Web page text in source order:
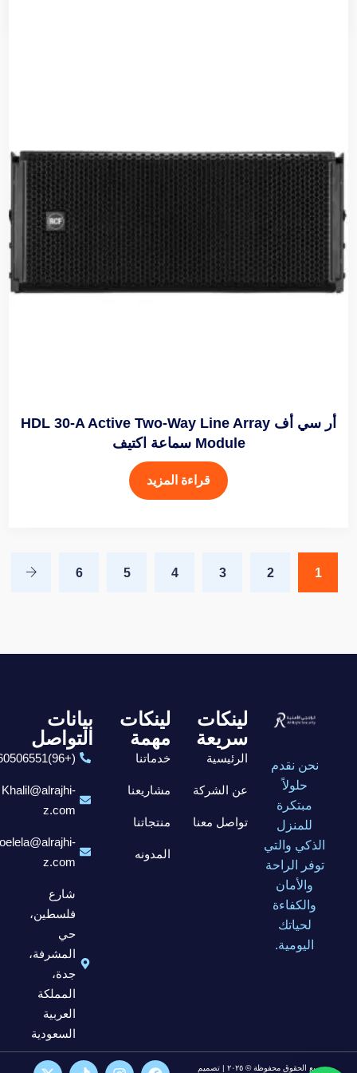
أر سي أف HDL 30-A Active Two-Way Line Array
Module سماعة اكتيف
قراءة المزيد
1
2
3
4
5
6
نحن نقدم
حلولاً
مبتكرة
للمنزل
الذكي والتي
توفر الراحة
والأمان
والكفاءة
لحياتك
اليومية.
لينكات
سريعة
الرئيسية
عن الشركة
تواصل معنا
لينكات
مهمة
خدماتنا
مشاريعنا
منتجاتنا
المدونه
بيانات
التواصل
(+96)6560506551
Khalil@alrajhi-
z.com
z.com
شارع
فلسطين،
حي
المشرفة،
جدة،
المملكة
العربية
السعودية
جميع الحقوق محفوظة © ٢٠٢٥ | تصميم